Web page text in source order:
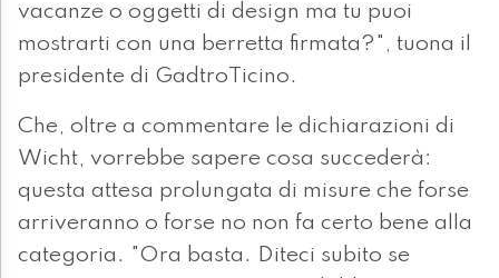
vacanze o oggetti di design ma tu puoi
mostrarti con una berretta firmata?", tuona il
presidente di GadtroTicino.
Che, oltre a commentare le dichiarazioni di
Wicht, vorrebbe sapere cosa succederà:
questa attesa prolungata di misure che forse
arriveranno o forse no non fa certo bene alla
categoria. "Ora basta. Diteci subito se